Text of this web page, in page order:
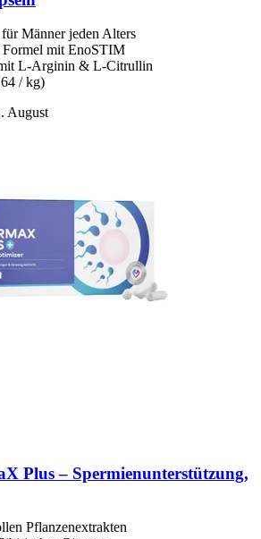
Männer jeden Alters
mit EnoSTIM
L-Arginin & L-Citrullin
/ kg)
August
Plus – Spermienunterstützung,
Pflanzenextrakten